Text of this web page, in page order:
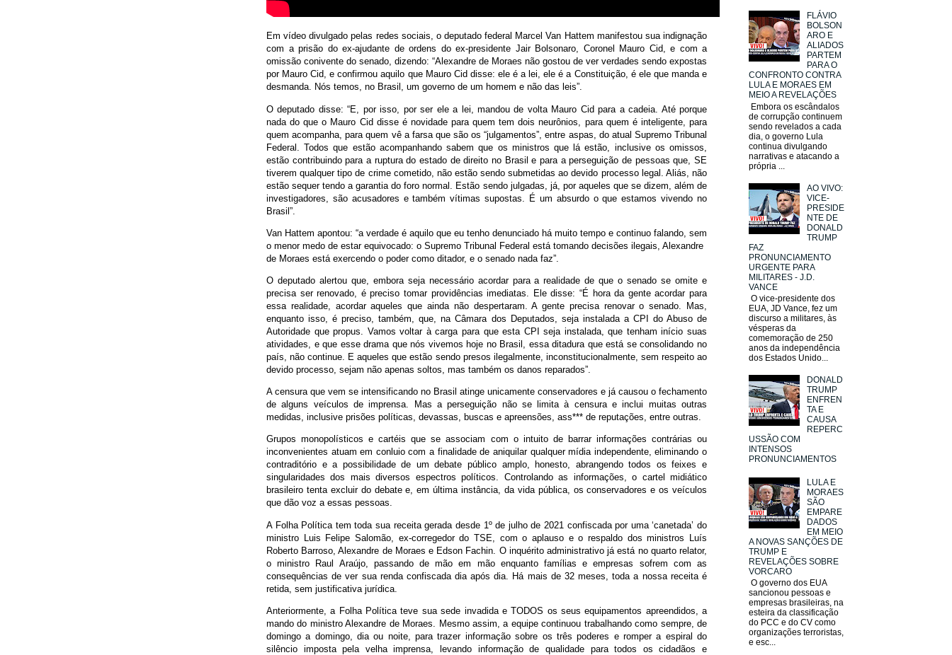
Em vídeo divulgado pelas redes sociais, o deputado federal Marcel Van Hattem manifestou sua indignação
com a prisão do ex-ajudante de ordens do ex-presidente Jair Bolsonaro, Coronel Mauro Cid, e com a
omissão conivente do senado, dizendo: “Alexandre de Moraes não gostou de ver verdades sendo expostas
por Mauro Cid, e confirmou aquilo que Mauro Cid disse: ele é a lei, ele é a Constituição, é ele que manda e
desmanda. Nós temos, no Brasil, um governo de um homem e não das leis”.
O deputado disse: “E, por isso, por ser ele a lei, mandou de volta Mauro Cid para a cadeia. Até porque
nada do que o Mauro Cid disse é novidade para quem tem dois neurônios, para quem é inteligente, para
quem acompanha, para quem vê a farsa que são os “julgamentos”, entre aspas, do atual Supremo Tribunal
Federal. Todos que estão acompanhando sabem que os ministros que lá estão, inclusive os omissos,
estão contribuindo para a ruptura do estado de direito no Brasil e para a perseguição de pessoas que, SE
tiverem qualquer tipo de crime cometido, não estão sendo submetidas ao devido processo legal. Aliás, não
estão sequer tendo a garantia do foro normal. Estão sendo julgadas, já, por aqueles que se dizem, além de
investigadores, são acusadores e também vítimas supostas. É um absurdo o que estamos vivendo no
Brasil”.
Van Hattem apontou: “a verdade é aquilo que eu tenho denunciado há muito tempo e continuo falando, sem
o menor medo de estar equivocado: o Supremo Tribunal Federal está tomando decisões ilegais, Alexandre
de Moraes está exercendo o poder como ditador, e o senado nada faz”.
O deputado alertou que, embora seja necessário acordar para a realidade de que o senado se omite e
precisa ser renovado, é preciso tomar providências imediatas. Ele disse: “É hora da gente acordar para
essa realidade, acordar aqueles que ainda não despertaram. A gente precisa renovar o senado. Mas,
enquanto isso, é preciso, também, que, na Câmara dos Deputados, seja instalada a CPI do Abuso de
Autoridade que propus. Vamos voltar à carga para que esta CPI seja instalada, que tenham início suas
atividades, e que esse drama que nós vivemos hoje no Brasil, essa ditadura que está se consolidando no
país, não continue. E aqueles que estão sendo presos ilegalmente, inconstitucionalmente, sem respeito ao
devido processo, sejam não apenas soltos, mas também os danos reparados”.
A censura que vem se intensificando no Brasil atinge unicamente conservadores e já causou o fechamento
de alguns veículos de imprensa. Mas a perseguição não se limita à censura e inclui muitas outras
medidas, inclusive prisões políticas, devassas, buscas e apreensões, ass*** de reputações, entre outras.
Grupos monopolísticos e cartéis que se associam com o intuito de barrar informações contrárias ou
inconvenientes atuam em conluio com a finalidade de aniquilar qualquer mídia independente, eliminando o
contraditório e a possibilidade de um debate público amplo, honesto, abrangendo todos os feixes e
singularidades dos mais diversos espectros políticos. Controlando as informações, o cartel midiático
brasileiro tenta excluir do debate e, em última instância, da vida pública, os conservadores e os veículos
que dão voz a essas pessoas.
A Folha Política tem toda sua receita gerada desde 1º de julho de 2021 confiscada por uma ‘canetada’ do
ministro Luis Felipe Salomão, ex-corregedor do TSE, com o aplauso e o respaldo dos ministros Luís
Roberto Barroso, Alexandre de Moraes e Edson Fachin. O inquérito administrativo já está no quarto relator,
o ministro Raul Araújo, passando de mão em mão enquanto famílias e empresas sofrem com as
consequências de ver sua renda confiscada dia após dia. Há mais de 32 meses, toda a nossa receita é
retida, sem justificativa jurídica.
Anteriormente, a Folha Política teve sua sede invadida e TODOS os seus equipamentos apreendidos, a
mando do ministro Alexandre de Moraes. Mesmo assim, a equipe continuou trabalhando como sempre, de
domingo a domingo, dia ou noite, para trazer informação sobre os três poderes e romper a espiral do
silêncio imposta pela velha imprensa, levando informação de qualidade para todos os cidadãos e
FLÁVIO
BOLSON
ARO E
ALIADOS
PARTEM
PARA O
CONFRONTO CONTRA
LULA E MORAES EM
MEIO A REVELAÇÕES
Embora os escândalos
de corrupção continuem
sendo revelados a cada
dia, o governo Lula
continua divulgando
narrativas e atacando a
própria ...
AO VIVO:
VICE-
PRESIDE
NTE DE
DONALD
TRUMP
FAZ
PRONUNCIAMENTO
URGENTE PARA
MILITARES - J.D.
VANCE
O vice-presidente dos
EUA, JD Vance, fez um
discurso a militares, às
vésperas da
comemoração de 250
anos da independência
dos Estados Unido...
DONALD
TRUMP
ENFREN
TA E
CAUSA
REPERC
USSÃO COM
INTENSOS
PRONUNCIAMENTOS
LULA E
MORAES
SÃO
EMPARE
DADOS
EM MEIO
A NOVAS SANÇÕES DE
TRUMP E
REVELAÇÕES SOBRE
VORCARO
O governo dos EUA
sancionou pessoas e
empresas brasileiras, na
esteira da classificação
do PCC e do CV como
organizações terroristas,
e esc...